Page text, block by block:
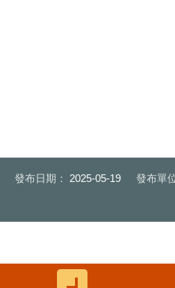
發布日期： 2025-05-19 發布單